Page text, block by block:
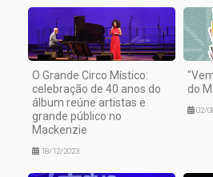
O Grande Circo Místico:
celebração de 40 anos do
álbum reúne artistas e
grande público no
Mackenzie
18/12/2023
do
02/